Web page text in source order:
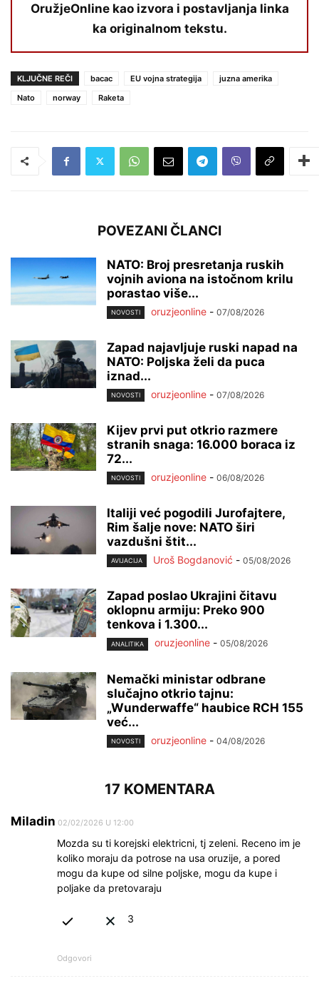
OružjeOnline kao izvora i postavljanja linka
ka originalnom tekstu.
KLJUČNE REČI bacac EU vojna strategija
juzna amerika
Nato
norway Raketa
POVEZANI ČLANCI
NATO: Broj presretanja ruskih
vojnih aviona na istočnom krilu
porastao više...
NOVOSTI oruzjeonline - 07/08/2026
Zapad najavljuje ruski napad na
NATO: Poljska želi da puca
iznad...
NOVOSTI oruzjeonline - 07/08/2026
Kijev prvi put otkrio razmere
stranih snaga: 16.000 boraca iz
72...
NOVOSTI oruzjeonline - 06/08/2026
Italiji već pogodili Jurofajtere,
Rim šalje nove: NATO širi
vazdušni štit...
AVIJACIJA Uroš Bogdanović - 05/08/2026
Zapad poslao Ukrajini čitavu
oklopnu armiju: Preko 900
tenkova i 1.300...
ANALITIKA oruzjeonline - 05/08/2026
Nemački ministar odbrane
slučajno otkrio tajnu:
„Wunderwaffe“ haubice RCH 155
već...
NOVOSTI oruzjeonline - 04/08/2026
17 KOMENTARA
Miladin 02/02/2026 U 12:00
Mozda su ti korejski elektricni, tj zeleni. Receno im je
koliko moraju da potrose na usa oruzije, a pored
mogu da kupe od silne poljske, mogu da kupe i
poljake da pretovaraju
3
Odgovori